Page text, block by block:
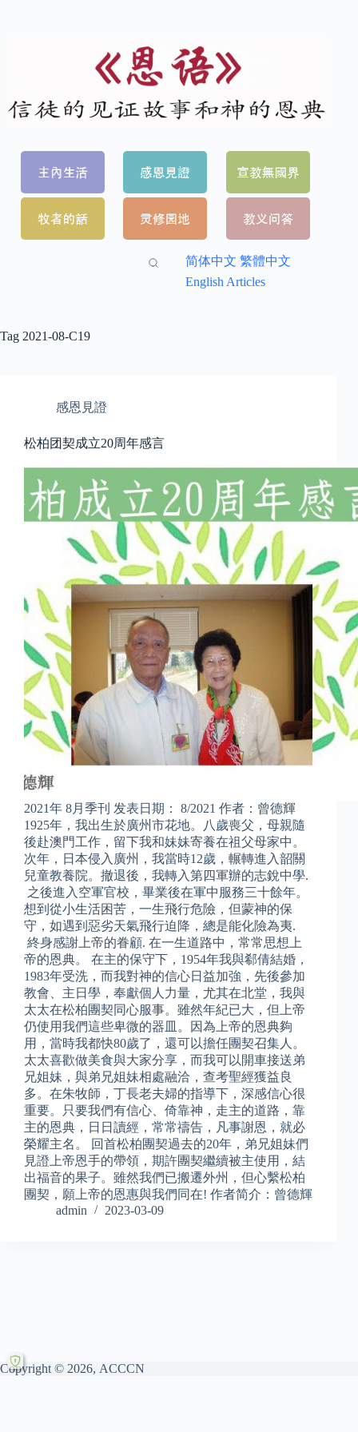
简体中文 繁體中文
English Articles
Tag 2021-08-C19
感恩見證
松柏团契成立20周年感言
2021年 8月季刊 发表日期： 8/2021 作者：曾德輝
1925年，我出生於廣州市花地。八歲喪父，母親隨
後赴澳門工作，留下我和妹妹寄養在祖父母家中。
次年，日本侵入廣州，我當時12歲，輾轉進入韶關
兒童教養院。撤退後，我轉入第四軍辦的志銳中學.
之後進入空軍官校，畢業後在軍中服務三十餘年。
想到從小生活困苦，一生飛行危險，但蒙神的保
守，如遇到惡劣天氣飛行迫降，總是能化險為夷.
終身感謝上帝的眷顧. 在一生道路中，常常思想上
帝的恩典。 在主的保守下，1954年我與郗倩結婚，
1983年受洗，而我對神的信心日益加強，先後參加
教會、主日學，奉獻個人力量，尤其在北堂，我與
太太在松柏團契同心服事。雖然年紀已大，但上帝
仍使用我們這些卑微的器皿。因為上帝的恩典夠
用，當時我都快80歲了，還可以擔任團契召集人。
太太喜歡做美食與大家分享，而我可以開車接送弟
兄姐妹，與弟兄姐妹相處融洽，查考聖經獲益良
多。在朱牧師，丁長老夫婦的指導下，深感信心很
重要。只要我們有信心、倚靠神，走主的道路，靠
主的恩典，日日讀經，常常禱告，凡事謝恩，就必
榮耀主名。 回首松柏團契過去的20年，弟兄姐妹們
見證上帝恩手的帶領，期許團契繼續被主使用，結
出福音的果子。雖然我們已搬遷外州，但心繫松柏
團契，願上帝的恩惠與我們同在! 作者简介：曾德輝
admin
2023-03-09
Copyright © 2026, ACCCN